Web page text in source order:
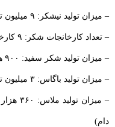
– میزان تولید نیشکر: ۹ میلیون تن
– تعداد کارخانجات شکر: ۹ کارخانه
– میزان تولید شکر سفید: ۹۰۰ هزار تن
– میزان تولید باگاس: ۳ میلیون تن (جهت تولید کاغذ و MDF)
– میزان
دام)